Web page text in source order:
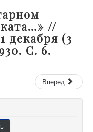
//
декабря (3
С. 6.
Вперед